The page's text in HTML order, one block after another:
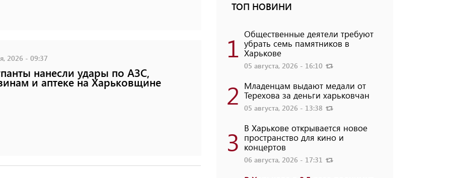
2026 - 09:37
нанесли удары по АЗС,
и аптеке на Харьковщине
ТОП НОВИНИ
1 Общественные деятели требуют
убрать семь памятников в
Харькове
05 августа, 2026 - 16:10
2 Младенцам выдают медали от
Терехова за деньги харьковчан
05 августа, 2026 - 13:38
3 В Харькове открывается новое
пространство для кино и
концертов
06 августа, 2026 - 17:31